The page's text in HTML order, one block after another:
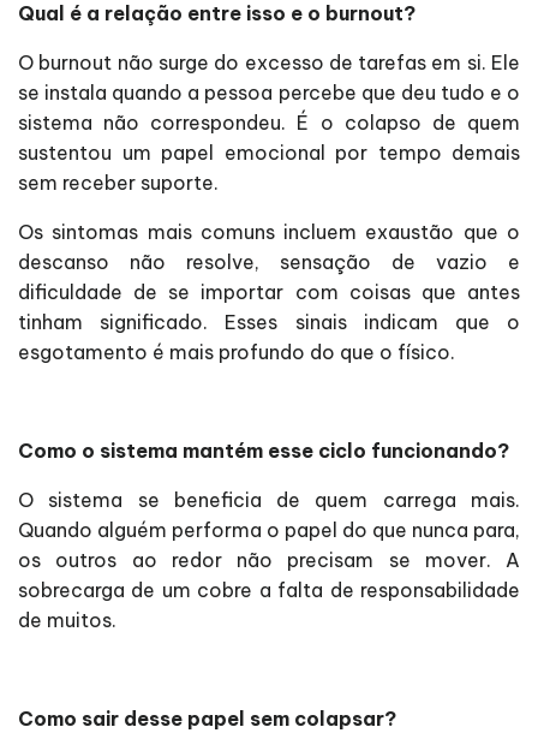
Qual é a relação entre isso e o burnout?
O burnout não surge do excesso de tarefas em si. Ele
se instala quando a pessoa percebe que deu tudo e o
sistema não correspondeu. É o colapso de quem
sustentou um papel emocional por tempo demais
sem receber suporte.
Os sintomas mais comuns incluem exaustão que o
descanso não resolve, sensação de vazio e
dificuldade de se importar com coisas que antes
tinham significado. Esses sinais indicam que o
esgotamento é mais profundo do que o físico.
Como o sistema mantém esse ciclo funcionando?
O sistema se beneficia de quem carrega mais.
Quando alguém performa o papel do que nunca para,
os outros ao redor não precisam se mover. A
sobrecarga de um cobre a falta de responsabilidade
de muitos.
Como sair desse papel sem colapsar?